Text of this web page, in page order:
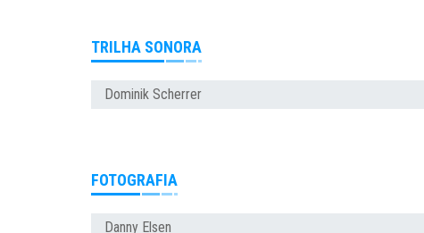
TRILHA SONORA
Dominik Scherrer
FOTOGRAFIA
Danny Elsen